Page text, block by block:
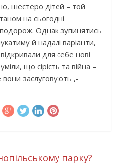
шестеро дітей – той
на сьогодні
подорож. Однак зупинятись
й надалі варіанти,
для себе нові
що сірість та війна –
заслуговують ,-
парку?